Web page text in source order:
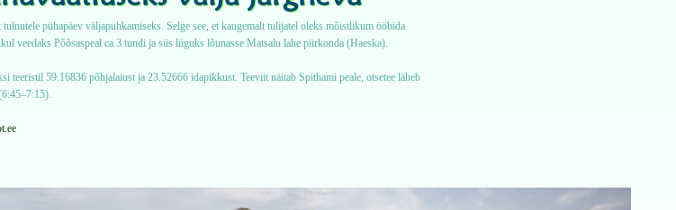
pühapäev väljapuhkamiseks. Selge see, et kaugemalt tulijatel oleks mõistlikum ööbida
veedaks Põõsaspeal ca 3 tundi ja siis liiguks lõunasse Matsalu lahe piirkonda (Haeska).
teeristil 59.16836 põhjalaiust ja 23.52666 idapikkust. Teeviit näitab Spithami peale, otsetee läheb